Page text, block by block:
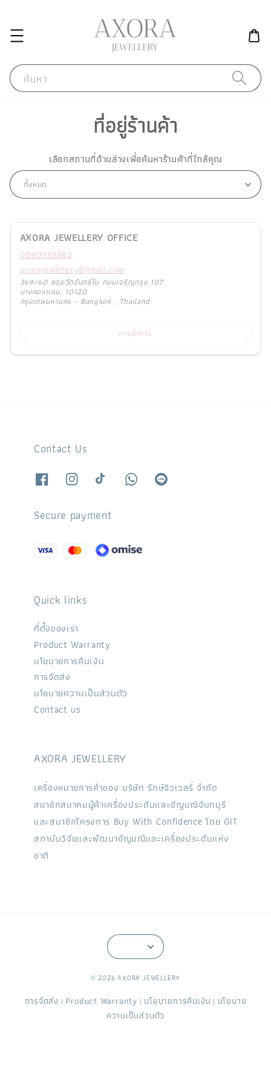
ค้นหา
ที่อยู่ร้านค้า
เลือกสถานที่ด้านล่างเพื่อค้นหาร้านค้าที่ใกล้คุณ
AXORA JEWELLERY OFFICE
0880938882
axorajewellery@gmail.com
369/60 ซอยวัดจันทร์ใน ถนนเจริญกรุง 107
บางคอแหลม, 10120
กรุงเทพมหานคร - Bangkok , Thailand
การนำทาง
Contact Us
Secure payment
Quick links
ที่ตั้งของเรา
Product Warranty
นโยบายการคืนเงิน
การจัดส่ง
นโยบายความเป็นส่วนตัว
Contact us
AXORA JEWELLERY
เครื่องหมายการค้าของ บริษัท รักษ์จิวเวลรี่ จำกัด
สมาชิกสมาคมผู้ค้าเครื่องประดับและอัญมณีจันทบุรี
และสมาชิกโครงการ Buy With Confidence โดย GIT
สถาบันวิจัยและพัฒนาอัญมณีและเครื่องประดับแห่ง
ชาติ
© 2026 AXORA JEWELLERY
การจัดส่ง | Product Warranty | นโยบายการคืนเงิน | นโยบาย
ความเป็นส่วนตัว